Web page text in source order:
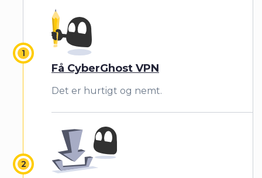
Få CyberGhost VPN
Det er hurtigt og nemt.